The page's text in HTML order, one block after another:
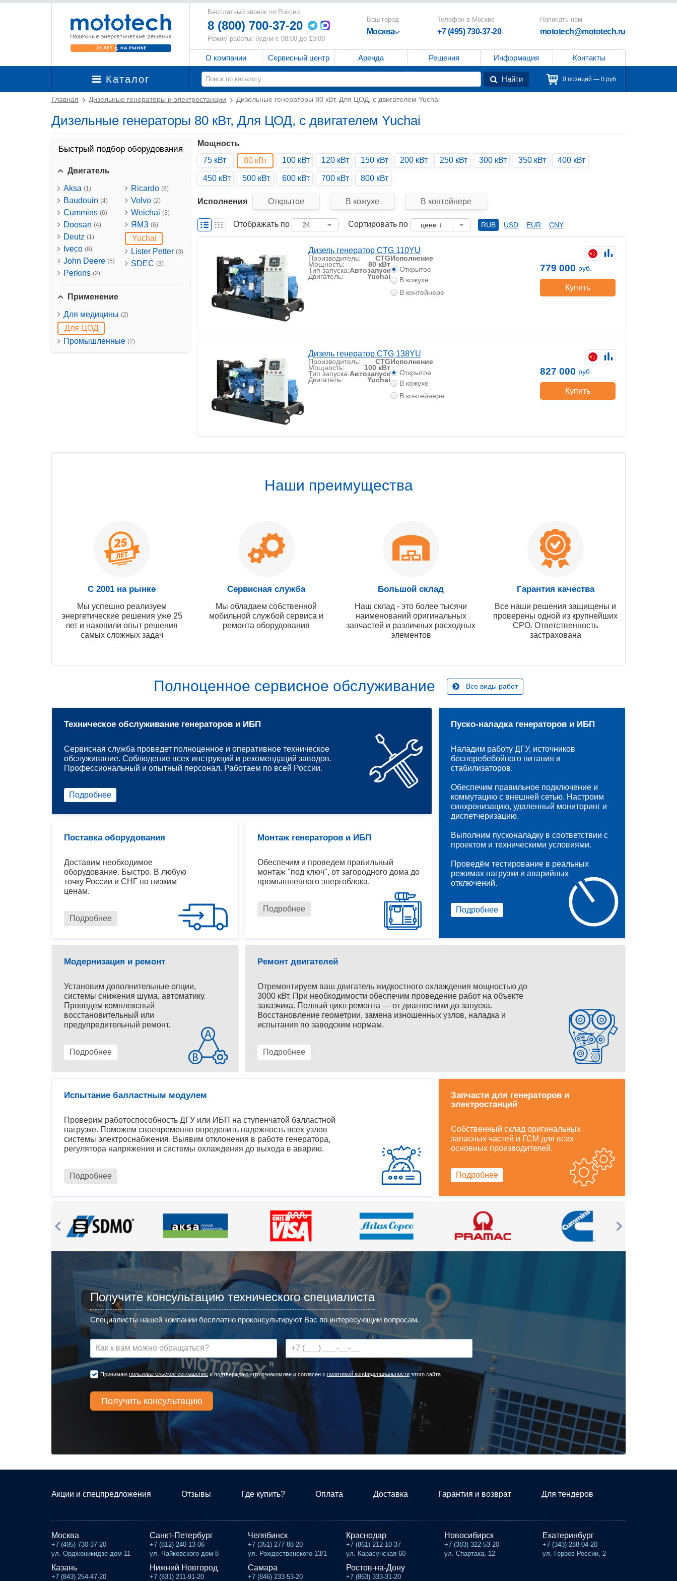
Бесплатный звонок по России
8 (800) 700-37-20
Режим работы: будни с 08:00 до 19:00
Ваш город
Москва
Телефон в Москве
+7 (495) 730-37-20
Написать нам
mototech@mototech.ru
О компании Сервисный центр Аренда Решения Информация Контакты
Каталог Найти 0 позиций — 0 руб.
Главная Дизельные генераторы и электростанции Дизельные генераторы 80 кВт, Для ЦОД, с двигателем Yuchai
Дизельные генераторы 80 кВт, Для ЦОД, с двигателем Yuchai
Быстрый подбор оборудования
Двигатель
Aksa (1)
Baudouin (4)
Cummins (6)
Doosan (4)
Deutz (1)
Iveco (8)
John Deere (6)
Perkins (2)
Ricardo (8)
Volvo (2)
Weichai (3)
ЯМЗ (6)
Yuchai
Lister Petter (3)
SDEC (3)
Применение
Для медицины (2)
Для ЦОД
Промышленные (2)
Мощность
75 кВт
80 кВт 100 кВт 120 кВт 150 кВт 200 кВт 250 кВт 300 кВт 350 кВт 400 кВт
450 кВт 500 кВт 600 кВт 700 кВт 800 кВт
Исполнения Открытое В кожухе В контейнере
Отображать по 24 Сортировать по цене ↓ RUB USD EUR CNY
Дизель генератор CTG 110YU
Производитель: CTG
Мощность: 80 кВт
Тип запуска:Автозапуск
Двигатель: Yuchai
Исполнение
Открытое
В кожухе
В контейнере
779 000 руб.
Купить
Дизель генератор CTG 138YU
Производитель: CTG
Мощность: 100 кВт
Тип запуска:Автозапуск
Двигатель: Yuchai
Исполнение
Открытое
В кожухе
В контейнере
827 000 руб.
Купить
Наши преимущества
С 2001 на рынке
Мы успешно реализуем
энергетические решения уже 25
лет и накопили опыт решения
самых сложных задач
Сервисная служба
Мы обладаем собственной
мобильной службой сервиса и
ремонта оборудования
Большой склад
Наш склад - это более тысячи
наименований оригинальных
запчастей и различных расходных
элементов
Гарантия качества
Все наши решения защищены и
проверены одной из крупнейших
СРО. Ответственность
застрахована
Полноценное сервисное обслуживание Все виды работ
Техническое обслуживание генераторов и ИБП
Сервисная служба проведет полноценное и оперативное техническое
обслуживание. Соблюдение всех инструкций и рекомендаций заводов.
Профессиональный и опытный персонал. Работаем по всей России.
Подробнее
Поставка оборудования
Доставим необходимое
оборудование. Быстро. В любую
точку России и СНГ по низким
ценам.
Подробнее
Монтаж генераторов и ИБП
Обеспечим и проведем правильный
монтаж "под ключ", от загородного дома до
промышленного энергоблока.
Подробнее
Пуско-наладка генераторов и ИБП
Наладим работу ДГУ, источников
бесперебебойного питания и
стабилизаторов.
Обеспечим правильное подключение и
коммутацию с внешней сетью. Настроим
синхронизацию, удаленный мониторинг и
диспетчеризацию.
Выполним пусконаладку в соответствии с
проектом и техническими условиями.
Проведём тестирование в реальных
режимах нагрузки и аварийных
отключений.
Подробнее
Ремонт двигателей
Отремонтируем ваш двигатель жидкостного охлаждения мощностью до
3000 кВт. При необходимости обеспечим проведение работ на объекте
заказчика. Полный цикл ремонта — от диагностики до запуска.
Восстановление геометрии, замена изношенных узлов, наладка и
испытания по заводским нормам.
Подробнее
Модернизация и ремонт
Установим дополнительные опции,
системы снижения шума, автоматику.
Проведем комплексный
восстановительный или
предупредительный ремонт.
Подробнее
Запчасти для генераторов и
электростанций
Собственный склад оригинальных
запасных частей и ГСМ для всех
основных производителей.
Подробнее
Испытание балластным модулем
Проверим работоспособность ДГУ или ИБП на ступенчатой балластной
нагрузке. Поможем своевременно определить надежность всех узлов
системы электроснабжения. Выявим отклонения в работе генератора,
регулятора напряжения и системы охлаждения до выхода в аварию.
Подробнее
Получите консультацию технического специалиста
Специалисты нашей компании бесплатно проконсультируют Вас по интересующим вопросам.
Принимаю пользовательское соглашение и подтверждаю, что ознакомлен и согласен с политикой конфиденциальности этого сайта
Акции и спецпредложения Отзывы Где купить? Оплата Доставка Гарантия и возврат Для тендеров
Москва
+7 (495) 730-37-20
ул. Орджоникидзе дом 11
Санкт-Петербург
+7 (812) 240-13-06
ул. Чайковского дом 8
Челябинск
+7 (351) 277-88-20
ул. Рождественского 13/1
Краснодар
+7 (861) 212-10-37
ул. Карасунская 60
Новосибирск
+7 (383) 322-53-20
ул. Спартака, 12
Екатеринбург
+7 (343) 288-04-20
ул. Героев России, 2
Казань
+7 (843) 254-47-20
Нижний Новгород
+7 (831) 211-91-20
Самара
+7 (846) 233-53-20
Ростов-на-Дону
+7 (863) 333-31-20